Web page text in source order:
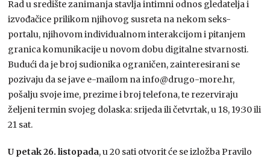
Rad u središte zanimanja stavlja intimni odnos gledatelja i
izvođačice prilikom njihovog susreta na nekom seks-
portalu, njihovom individualnom interakcijom i pitanjem
granica komunikacije u novom dobu digitalne stvarnosti.
Budući da je broj sudionika ograničen, zainteresirani se
pozivaju da se jave e-mailom na info@drugo-more.hr,
pošalju svoje ime, prezime i broj telefona, te rezerviraju
željeni termin svojeg dolaska: srijeda ili četvrtak, u 18, 19:30 ili
21 sat.
U petak 26. listopada, u 20 sati otvorit će se izložba Pravilo